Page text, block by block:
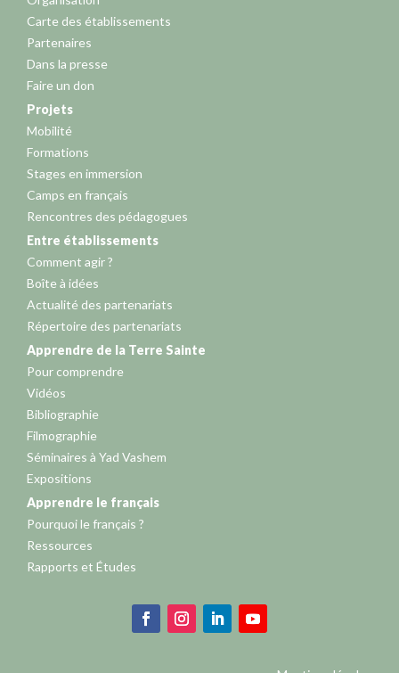
Carte des établissements
Partenaires
Dans la presse
Faire un don
Projets
Mobilité
Formations
Stages en immersion
Camps en français
Rencontres des pédagogues
Entre établissements
Comment agir ?
Boîte à idées
Actualité des partenariats
Répertoire des partenariats
Apprendre de la Terre Sainte
Pour comprendre
Vidéos
Bibliographie
Filmographie
Séminaires à Yad Vashem
Expositions
Apprendre le français
Pourquoi le français ?
Ressources
Rapports et Études